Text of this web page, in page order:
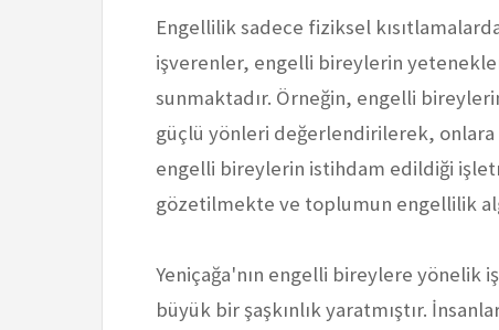
Engellilik sadece fiziksel
işverenler, engelli bireylerin
sunmaktadır. Örneğin, engelli
güçlü yönleri değerlendirilerek, onlara
engelli bireylerin istihdam edildiği
gözetilmekte ve toplumun engellilik
Yeniçağa'nın engelli bireylere yönelik
büyük bir şaşkınlık yaratmıştır.